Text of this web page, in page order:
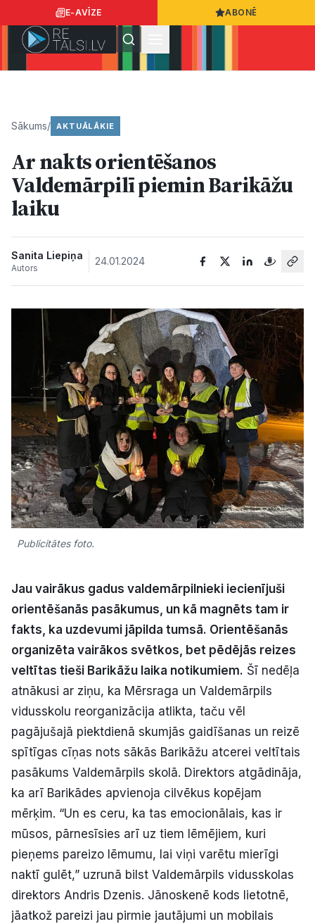
E-AVĪZE ABONĒ
Ziņas
Kultūra
Bizness
Video
Vieta
Reklāma
Politiskā reklāma
Par mums
Kontakti
Ziņo redakcijai
Facebook Instagram YouTube
E-avīze Abonē
Sākums/ AKTUĀLĀKIE
Ar nakts orientēšanos
Valdemārpilī piemin Barikāžu
laiku
Sanita Liepiņa
Autors
24.01.2024
Publicitātes foto.
Jau vairākus gadus valdemārpilnieki iecienījuši
orientēšanās pasākumus, un kā magnēts tam ir
fakts, ka uzdevumi jāpilda tumsā. Orientēšanās
organizēta vairākos svētkos, bet pēdējās reizes
veltītas tieši Barikāžu laika notikumiem. Šī nedēļa
atnākusi ar ziņu, ka Mērsraga un Valdemārpils
vidusskolu reorganizācija atlikta, taču vēl
pagājušajā piektdienā skumjās gaidīšanas un reizē
spītīgas cīņas nots sākās Barikāžu atcerei veltītais
pasākums Valdemārpils skolā. Direktors atgādināja,
ka arī Barikādes apvienoja cilvēkus kopējam
mērķim. “Un es ceru, ka tas emocionālais, kas ir
mūsos, pārnesīsies arī uz tiem lēmējiem, kuri
pieņems pareizo lēmumu, lai viņi varētu mierīgi
naktī gulēt,” uzrunā bilst Valdemārpils vidusskolas
direktors Andris Dzenis. Jānoskenē kods lietotnē,
jāatkož pareizi jau pirmie jautājumi un mobilais